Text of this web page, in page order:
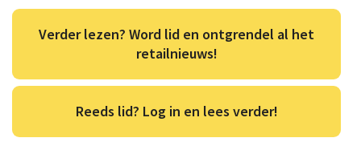
Verder lezen? Word lid en ontgrendel al het
retailnieuws!
Reeds lid? Log in en lees verder!